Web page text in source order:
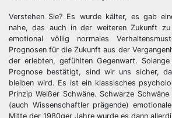
Verstehen Sie? Es wurde kälter, es gab
nahe, das auch in der weiteren Zukunft
emotional völlig normales
Prognosen für die Zukunft aus der
der erlebten, gefühlten Gegenwart.
Prognose bestätigt, sind wir uns sicher,
bleiben wird. Es ist ein klassisches
Prinzip Weißer Schwäne. Schwarze
(auch Wissenschaftler prägende)
Mitte der 1980ger Jahre wurde es dann